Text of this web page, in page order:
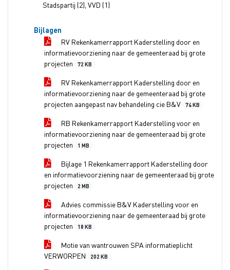
Stadspartij (2), VVD (1)
Bijlagen
RV Rekenkamerrapport Kaderstelling door en
informatievoorziening naar de gemeenteraad bij grote
projecten
72 KB
RV Rekenkamerrapport Kaderstelling door en
informatievoorziening naar de gemeenteraad bij grote
projecten aangepast nav behandeling cie B&V
74 KB
RB Rekenkamerrapport Kaderstelling voor en
informatievoorziening naar de gemeenteraad bij grote
projecten
1 MB
Bijlage 1 Rekenkamerrapport Kaderstelling door
en informatievoorziening naar de gemeenteraad bij grote
projecten
2 MB
Advies commissie B&V Kaderstelling voor en
informatievoorziening naar de gemeenteraad bij grote
projecten
18 KB
Motie van wantrouwen SPA informatieplicht
VERWORPEN
202 KB